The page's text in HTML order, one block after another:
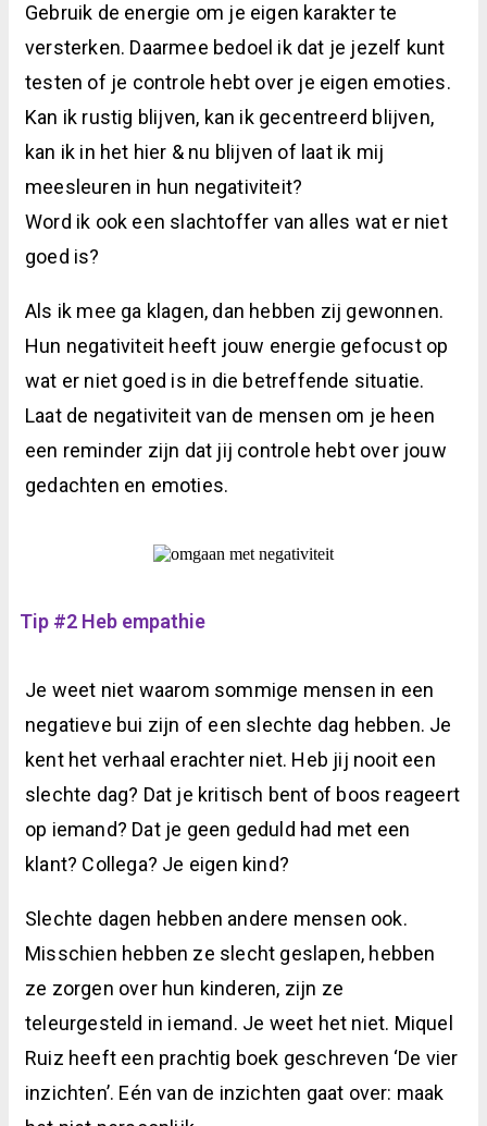
Gebruik de energie om je eigen karakter te
versterken. Daarmee bedoel ik dat je jezelf kunt
testen of je controle hebt over je eigen emoties.
Kan ik rustig blijven, kan ik gecentreerd blijven,
kan ik in het hier & nu blijven of laat ik mij
meesleuren in hun negativiteit?
Word ik ook een slachtoffer van alles wat er niet
goed is?
Als ik mee ga klagen, dan hebben zij gewonnen.
Hun negativiteit heeft jouw energie gefocust op
wat er niet goed is in die betreffende situatie.
Laat de negativiteit van de mensen om je heen
een reminder zijn dat jij controle hebt over jouw
gedachten en emoties.
Tip #2 Heb empathie
Je weet niet waarom sommige mensen in een
negatieve bui zijn of een slechte dag hebben. Je
kent het verhaal erachter niet. Heb jij nooit een
slechte dag? Dat je kritisch bent of boos reageert
op iemand? Dat je geen geduld had met een
klant? Collega? Je eigen kind?
Slechte dagen hebben andere mensen ook.
Misschien hebben ze slecht geslapen, hebben
ze zorgen over hun kinderen, zijn ze
teleurgesteld in iemand. Je weet het niet. Miquel
Ruiz heeft een prachtig boek geschreven ‘De vier
inzichten’. Eén van de inzichten gaat over: maak